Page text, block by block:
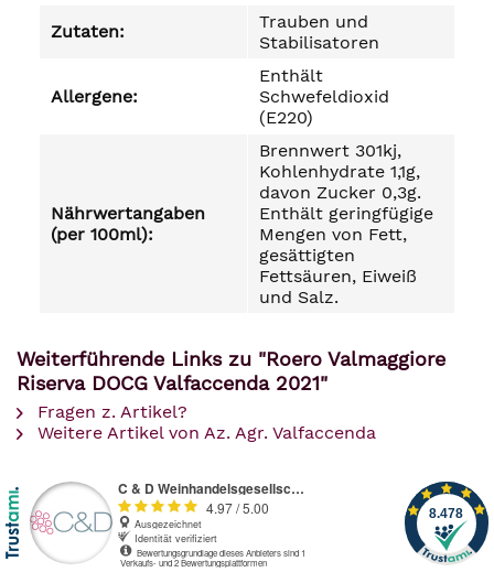
Zutaten:
Trauben und
Stabilisatoren
Allergene:
Enthält
Schwefeldioxid
(E220)
Nährwertangaben
(per 100ml):
Brennwert 301kj,
Kohlenhydrate 1,1g,
davon Zucker 0,3g.
Enthält geringfügige
Mengen von Fett,
gesättigten
Fettsäuren, Eiweiß
und Salz.
Weiterführende Links zu "Roero Valmaggiore
Riserva DOCG Valfaccenda 2021"
Fragen z. Artikel?
Weitere Artikel von Az. Agr. Valfaccenda